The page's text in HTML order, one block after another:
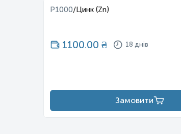
P1000/Цинк (Zn)
1100.00 ₴ 18 днів
Замовити